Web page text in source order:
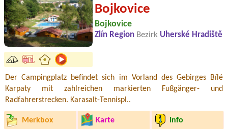
Bojkovice
Bojkovice
Zlín Region Bezirk Uherské Hradiště
Der Campingplatz befindet sich im Vorland des Gebirges Bílé
Karpaty mit zahlreichen markierten Fußgänger- und
Radfahrerstrecken. Karasalt-Tennispl..
Merkbox Karte Info